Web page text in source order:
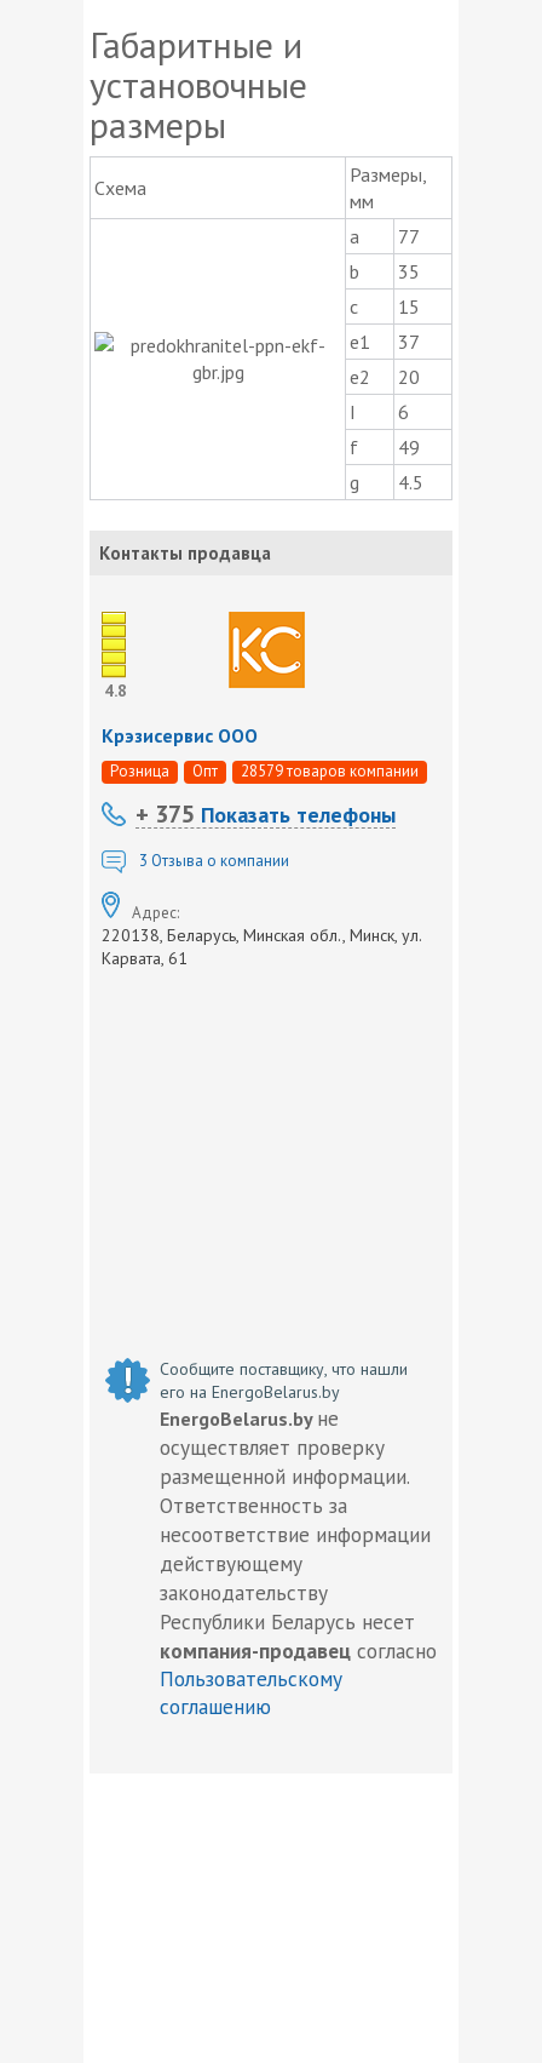
Габаритные и
установочные
размеры
Схема
Размеры,
мм
a
77
b
35
c
15
e1
37
e2
20
I
6
f
49
g
4.5
Контакты продавца
4.8
Крэзисервис ООО
Розница Опт 28579 товаров компании
+ 375 Показать телефоны
3 Отзыва о компании
Адрес:
220138, Беларусь, Минская обл., Минск, ул.
Карвата, 61
Сообщите поставщику, что нашли
его на EnergoBelarus.by
EnergoBelarus.by не
осуществляет проверку
размещенной информации.
Ответственность за
несоответствие информации
действующему
законодательству
Республики Беларусь несет
компания-продавец согласно
Пользовательскому
соглашению